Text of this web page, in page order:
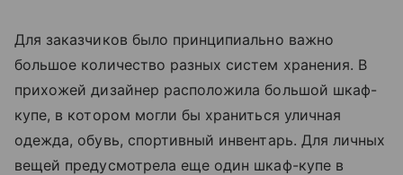
Для заказчиков было принципиально важно
большое количество разных систем хранения. В
прихожей дизайнер расположила большой шкаф-
купе, в котором могли бы храниться уличная
одежда, обувь, спортивный инвентарь. Для личных
вещей предусмотрела еще один шкаф-купе в